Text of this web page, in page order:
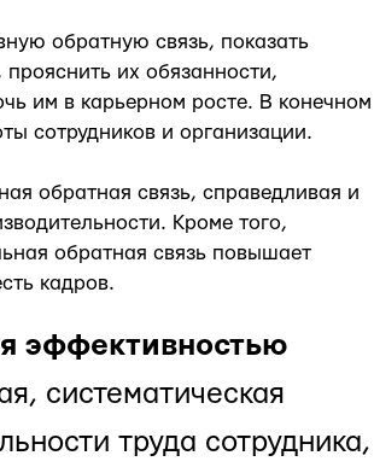
обратную связь, показать
прояснить их обязанности,
им в карьерном росте. В конечном
сотрудников и организации.
обратная связь, справедливая и
Кроме того,
обратная связь повышает
кадров.
эффективностью
систематическая
труда сотрудника,